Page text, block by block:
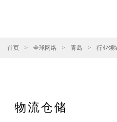
首页 > 全球网络 > 青岛 > 行业领
物流仓储